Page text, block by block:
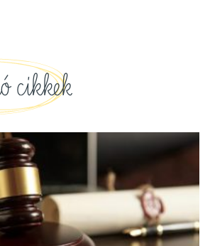
cikkek